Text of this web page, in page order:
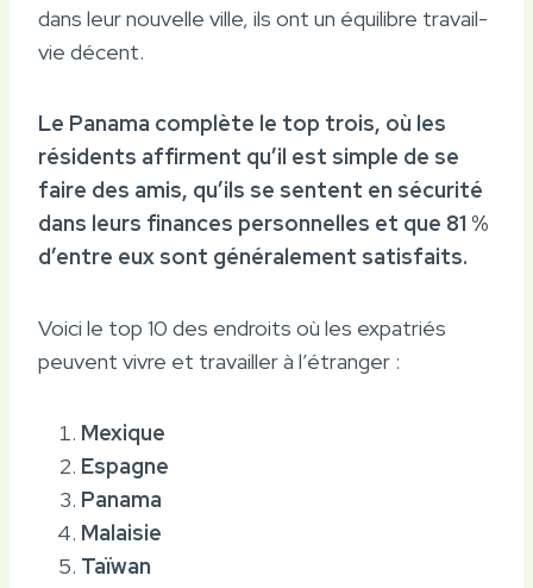
dans leur nouvelle ville, ils ont un équilibre travail-
vie décent.
Le Panama complète le top trois, où les
résidents affirment qu’il est simple de se
faire des amis, qu’ils se sentent en sécurité
dans leurs finances personnelles et que 81 %
d’entre eux sont généralement satisfaits.
Voici le top 10 des endroits où les expatriés
peuvent vivre et travailler à l’étranger :
Mexique
Espagne
Panama
Malaisie
Taïwan